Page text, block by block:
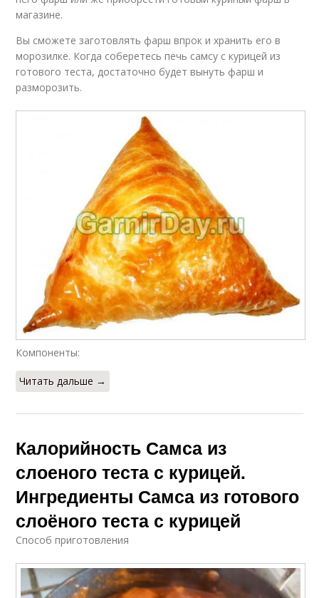
магазине.
Вы сможете заготовлять фарш впрок и хранить его в
морозилке. Когда соберетесь печь самсу с курицей из
готового теста, достаточно будет вынуть фарш и
разморозить.
Компоненты:
Читать дальше →
Калорийность Самса из
слоеного теста с курицей.
Ингредиенты Самса из готового
слоёного теста с курицей
Способ приготовления